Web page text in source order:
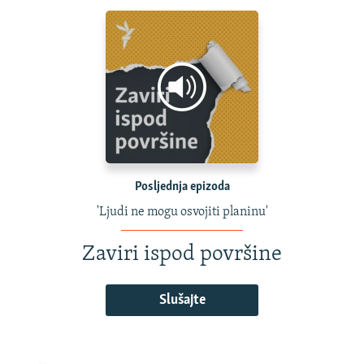
Posljednja epizoda
'Ljudi ne mogu osvojiti planinu'
Zaviri ispod površine
Slušajte